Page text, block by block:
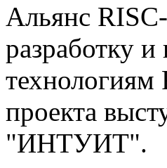
Альянс
разработку
технологиям
проекта
"ИНТУИТ".